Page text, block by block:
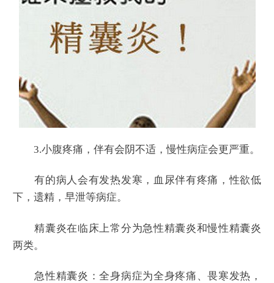
3.小腹疼痛，伴有会阴不适，慢性病症会更严重。
有的病人会有发热发寒，血尿伴有疼痛，性欲低
下，遗精，早泄等病症。
精囊炎在临床上常分为急性精囊炎和慢性精囊炎
两类。
急性精囊炎：全身病症为全身疼痛、畏寒发热，